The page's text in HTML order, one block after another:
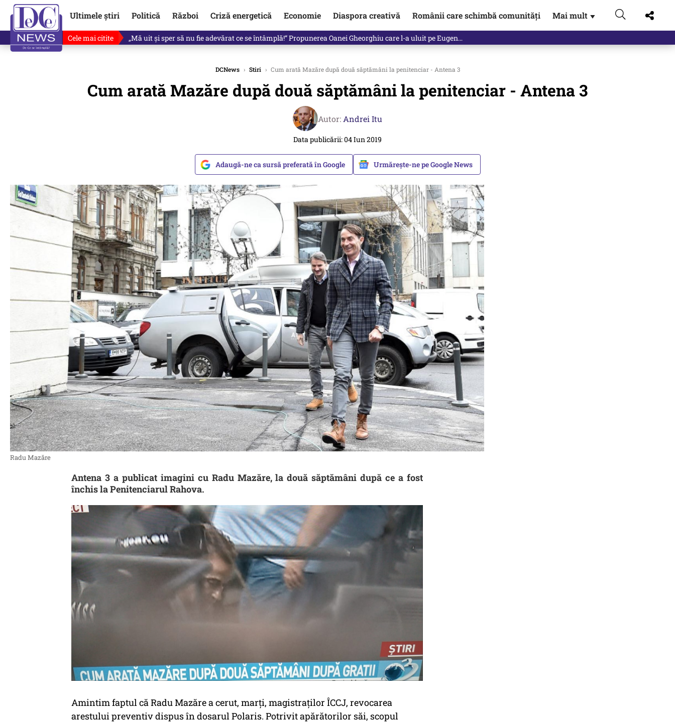
Ultimele știri Politică Război Criză energetică Economie Diaspora creativă Românii care schimbă comunități Mai mult ▼
Cele mai citite Singurul lucru care l-ar putea clinti pe Ilie Bolojan de la Palatul Victoria. Verdictul lui Bogdan Chirieac
DCNews › Stiri › Cum arată Mazăre după două săptămâni la penitenciar - Antena 3
Cum arată Mazăre după două săptămâni la penitenciar - Antena 3
Autor: Andrei Itu
Data publicării: 04 Iun 2019
Adaugă-ne ca sursă preferată în Google Urmărește-ne pe Google News
Radu Mazăre
Antena 3 a publicat imagini cu Radu Mazăre, la două săptămâni după ce a fost
închis la Penitenciarul Rahova.
Amintim faptul că Radu Mazăre a cerut, marți, magistraților ÎCCJ, revocarea
arestului preventiv dispus în dosarul Polaris. Potrivit apărătorilor săi, scopul